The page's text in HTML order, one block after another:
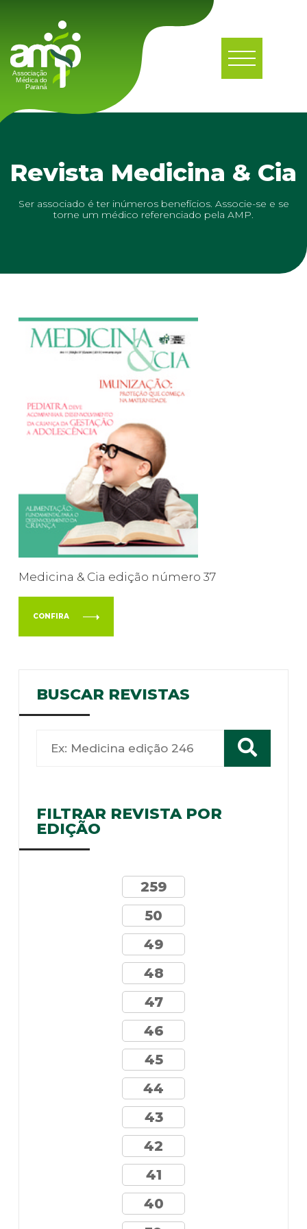
Revista Medicina & Cia
Ser associado é ter inúmeros benefícios. Associe-se e se
torne um médico referenciado pela AMP.
Medicina & Cia edição número 37
CONFIRA
BUSCAR REVISTAS
FILTRAR REVISTA POR
EDIÇÃO
259
50
49
48
47
46
45
44
43
42
41
40